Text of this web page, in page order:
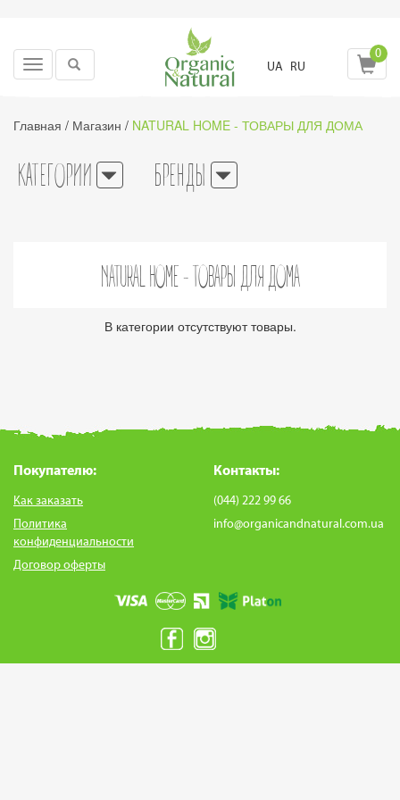
Toggle
UA RU
0
Главная / Магазин / NATURAL HOME - ТОВАРЫ ДЛЯ ДОМА
КАТЕГОРИИ БРЕНДЫ
NATURAL HOME - ТОВАРЫ ДЛЯ ДОМА
В категории отсутствуют товары.
Покупателю:
Как заказать
Политика
конфиденциальности
Договор оферты
Контакты:
(044) 222 99 66
info@organicandnatural.com.ua